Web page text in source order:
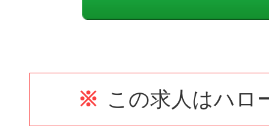
※ この求人はハロ